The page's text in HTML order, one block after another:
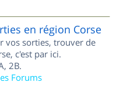
en région Corse
vos sorties, trouver de
c'est par ici.
2B.
Forums